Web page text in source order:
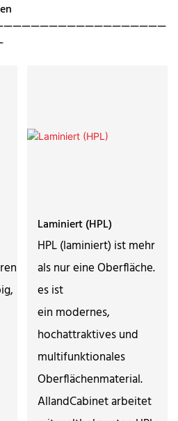
Laminiert (HPL)
HPL (laminiert) ist mehr
als nur eine Oberfläche.
es ist
ein modernes,
hochattraktives und
multifunktionales
Oberflächenmaterial.
AllandCabinet arbeitet